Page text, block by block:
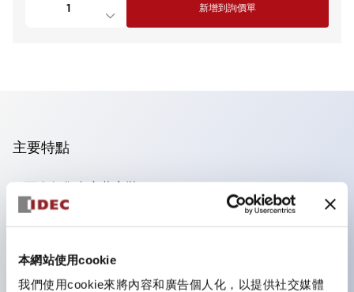
本網站使用cookie
我們使用cookie來將內容和廣告個人化，以提供社交媒體
新增到詢價單
主要特點
可進行集合密著安裝
附鎖選擇開關採用高安全性的彈子鎖結構